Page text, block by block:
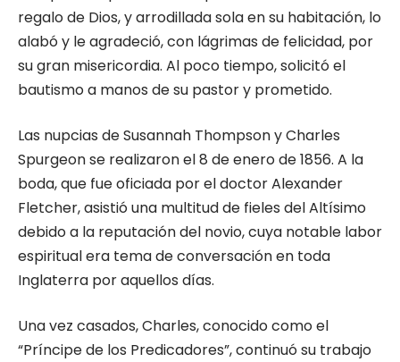
regalo de Dios, y arrodillada sola en su habitación, lo
alabó y le agradeció, con lágrimas de felicidad, por
su gran misericordia. Al poco tiempo, solicitó el
bautismo a manos de su pastor y prometido.
Las nupcias de Susannah Thompson y Charles
Spurgeon se realizaron el 8 de enero de 1856. A la
boda, que fue oficiada por el doctor Alexander
Fletcher, asistió una multitud de fieles del Altísimo
debido a la reputación del novio, cuya notable labor
espiritual era tema de conversación en toda
Inglaterra por aquellos días.
Una vez casados, Charles, conocido como el
“Príncipe de los Predicadores”, continuó su trabajo